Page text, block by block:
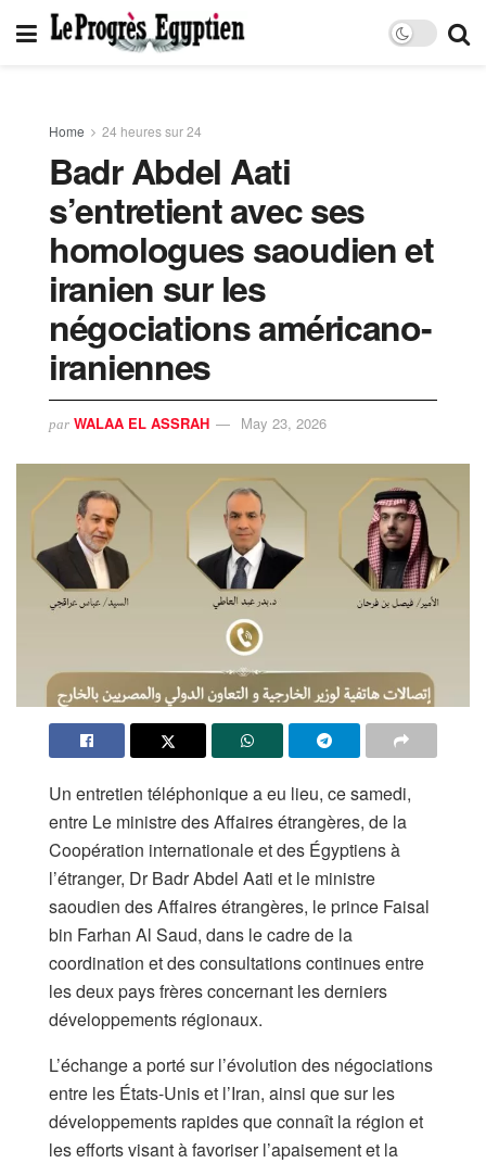
Home 24 heures sur 24
Badr Abdel Aati
s’entretient avec ses
homologues saoudien et
iranien sur les
négociations américano-
iraniennes
par WALAA EL ASSRAH May 23, 2026
Un entretien téléphonique a eu lieu, ce samedi,
entre Le ministre des Affaires étrangères, de la
Coopération internationale et des Égyptiens à
l’étranger, Dr Badr Abdel Aati et le ministre
saoudien des Affaires étrangères, le prince Faisal
bin Farhan Al Saud, dans le cadre de la
coordination et des consultations continues entre
les deux pays frères concernant les derniers
développements régionaux.
L’échange a porté sur l’évolution des négociations
entre les États-Unis et l’Iran, ainsi que sur les
développements rapides que connaît la région et
les efforts visant à favoriser l’apaisement et la